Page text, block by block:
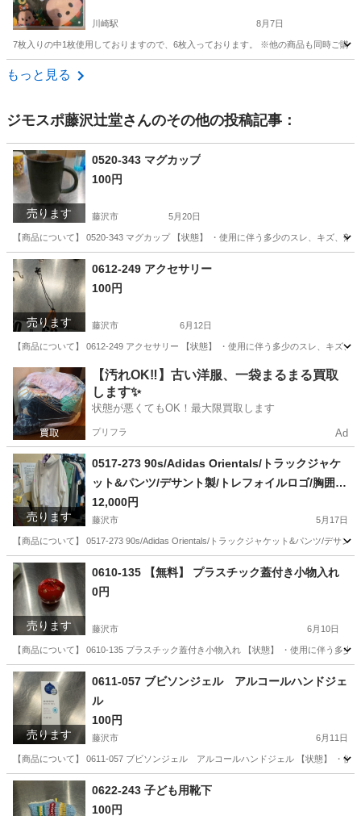
川崎駅 8月7日
7枚入りの中1枚使用しておりますので、6枚入っております。 ※他の商品も同時ご購
神奈川 川崎市
もっと見る
ジモスポ藤沢辻堂さんのその他の投稿記事：
売ります
0520-343 マグカップ
100円
藤沢市 5月20日
【商品について】 0520-343 マグカップ 【状態】 ・使用に伴う多少のスレ、キズ、
神奈川 藤沢市 リユース
売ります
0612-249 アクセサリー
100円
藤沢市 6月12日
【商品について】 0612-249 アクセサリー 【状態】 ・使用に伴う多少のスレ、キズ
神奈川 藤沢市 インテリア雑貨/小物 リユース
【汚れOK‼️】古い洋服、一袋まるまる買取
します✨
状態が悪くてもOK！最大限買取します
プリフラ Ad
売ります
0517-273 90s/Adidas Orientals/トラックジャケ
ット&パンツ/デサント製/トレフォイルロゴ/胸囲10
2 身長180
12,000円
藤沢市 5月17日
【商品について】 0517-273 90s/Adidas Orientals/トラックジャケット&パンツ/デサ
神奈川 藤沢市 服/ファッション リユース
売ります
0610-135 【無料】 プラスチック蓋付き小物入れ
0円
藤沢市 6月10日
【商品について】 0610-135 プラスチック蓋付き小物入れ 【状態】 ・使用に伴う多
神奈川 藤沢市 インテリア雑貨/小物
売ります
0611-057 ブビソンジェル アルコールハンドジェ
ル
100円
藤沢市 6月11日
【商品について】 0611-057 ブビソンジェル アルコールハンドジェル 【状態】 ・使
神奈川 藤沢市 リユース
0622-243 子ども用靴下
100円